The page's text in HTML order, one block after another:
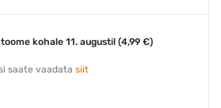
toome kohale 11. augustil (4,99 €)
saate vaadata siit